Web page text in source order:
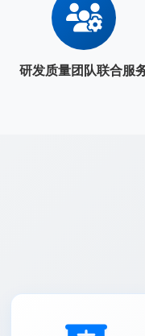
研发质量团队联合服